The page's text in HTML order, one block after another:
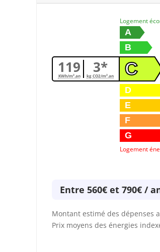
119
KWh/m².an 3*
kg CO2/m².an
Logement
A
B
C
D
E
F
G
Logement
Entre 560€ et 790€ /
Montant estimé des dépenses
Prix moyens des énergies